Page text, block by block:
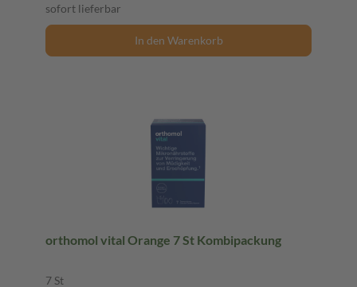
sofort lieferbar
In den Warenkorb
orthomol vital Orange 7 St Kombipackung
7 St